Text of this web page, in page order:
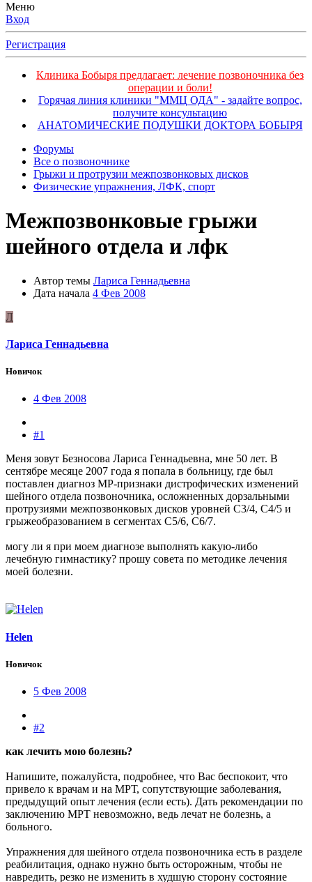
Меню
Вход
Регистрация
Клиника Бобыря предлагает: лечение позвоночника без
операции и боли!
Горячая линия клиники "ММЦ ОДА" - задайте вопрос,
получите консультацию
АНАТОМИЧЕСКИЕ ПОДУШКИ ДОКТОРА БОБЫРЯ
Форумы
Все о позвоночнике
Грыжи и протрузии межпозвонковых дисков
Физические упражнения, ЛФК, спорт
Межпозвонковые грыжи
шейного отдела и лфк
Автор темы Лариса Геннадьевна
Дата начала 4 Фев 2008
Л
Лариса Геннадьевна
Новичок
4 Фев 2008
#1
Меня зовут Безносова Лариса Геннадьевна, мне 50 лет. В
сентябре месяце 2007 года я попала в больницу, где был
поставлен диагноз МР-признаки дистрофических изменений
шейного отдела позвоночника, осложненных дорзальными
протрузиями межпозвонковых дисков уровней С3/4, С4/5 и
грыжеобразованием в сегментах С5/6, С6/7.
могу ли я при моем диагнозе выполнять какую-либо
лечебную гимнастику? прошу совета по методике лечения
моей болезни.
Helen
Новичок
5 Фев 2008
#2
как лечить мою болезнь?
Напишите, пожалуйста, подробнее, что Вас беспокоит, что
привело к врачам и на МРТ, сопутствующие заболевания,
предыдущий опыт лечения (если есть). Дать рекомендации по
заключению МРТ невозможно, ведь лечат не болезнь, а
больного.
Упражнения для шейного отдела позвоночника есть в разделе
реабилитация, однако нужно быть осторожным, чтобы не
навредить, резко не изменить в худшую сторону состояние